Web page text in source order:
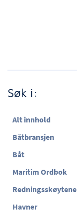
Søk i:
Alt innhold
Båtbransjen
Båt
Maritim Ordbok
Redningsskøytene
Havner